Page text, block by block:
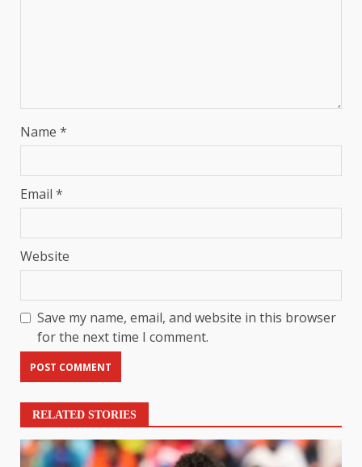
Name *
Email *
Website
Save my name, email, and website in this browser
for the next time I comment.
RELATED STORIES